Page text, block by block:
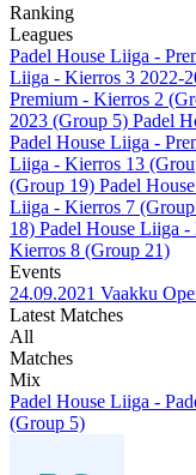
Ranking
Leagues
Padel House Liiga -
Liiga - Kierros 3 2022-
Premium - Kierros 2
2023 (Group 5) Padel
Padel House Liiga -
Liiga - Kierros 13
(Group 19) Padel
Liiga - Kierros 7
18) Padel House Liiga
Kierros 8 (Group 21)
Events
24.09.2021 Vaakku
Latest Matches
All
Matches
Mix
Padel House Liiga -
(Group 5)